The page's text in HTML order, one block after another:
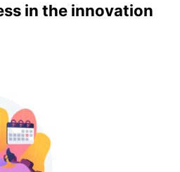
in the innovation